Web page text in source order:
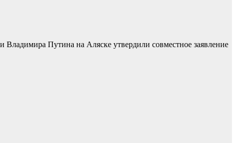
Путина на Аляске утвердили совместное заявление